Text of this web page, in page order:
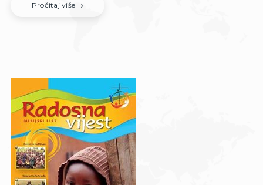
Pročitaj više